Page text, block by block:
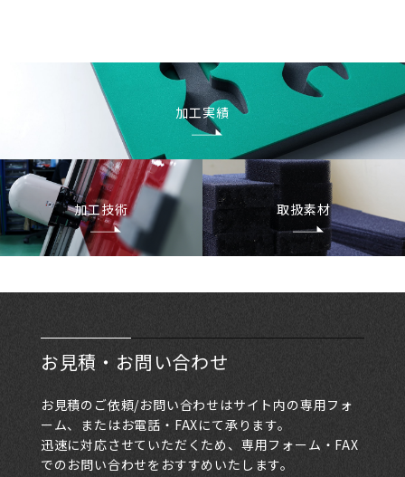
加工実績
加工技術 取扱素材
お見積・お問い合わせ
お見積のご依頼/お問い合わせはサイト内の専用フォ
ーム、またはお電話・FAXにて承ります。
迅速に対応させていただくため、専用フォーム・FAX
でのお問い合わせをおすすめいたします。